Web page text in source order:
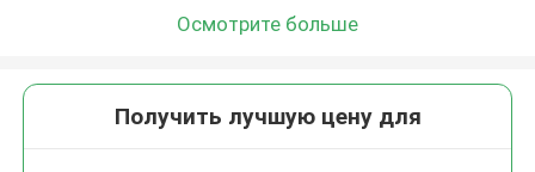
Осмотрите больше
Получить лучшую цену для